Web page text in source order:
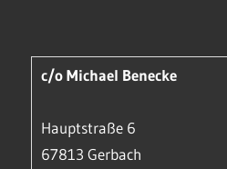
c/o Michael Benecke
Hauptstraße 6
67813 Gerbach